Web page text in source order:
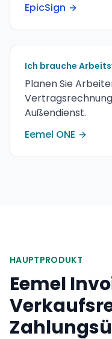
EpicSign
Ich brauche
Planen Sie
Außendienst.
Eemel ONE
HAUPTPRODUKT
Eemel